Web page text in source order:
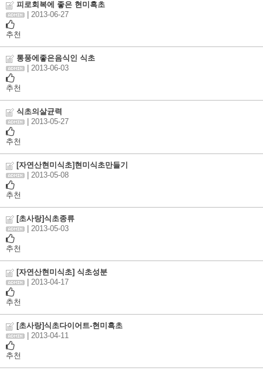
피로회복에 좋은 현미흑초
| 2013-06-27
추천
통풍에좋은음식인 식초
| 2013-06-03
추천
식초의살균력
| 2013-05-27
추천
[자연산현미식초]현미식초만들기
| 2013-05-08
추천
[초사랑]식초종류
| 2013-05-03
추천
[자연산현미식초] 식초성분
| 2013-04-17
추천
[초사랑]식초다이어트-현미흑초
| 2013-04-11
추천